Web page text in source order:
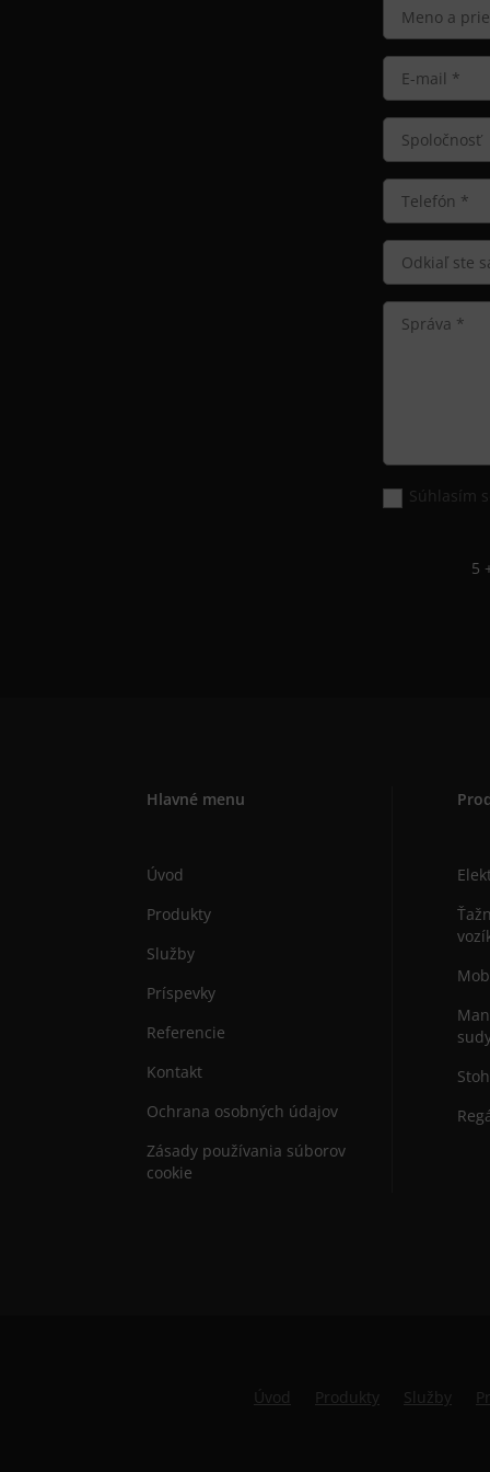
Súhlasím
5
Hlavné menu
Úvod
Produkty
Služby
Príspevky
Referencie
Kontakt
Ochrana osobných údajov
Zásady používania súborov
cookie
Úvod Produkty Služby